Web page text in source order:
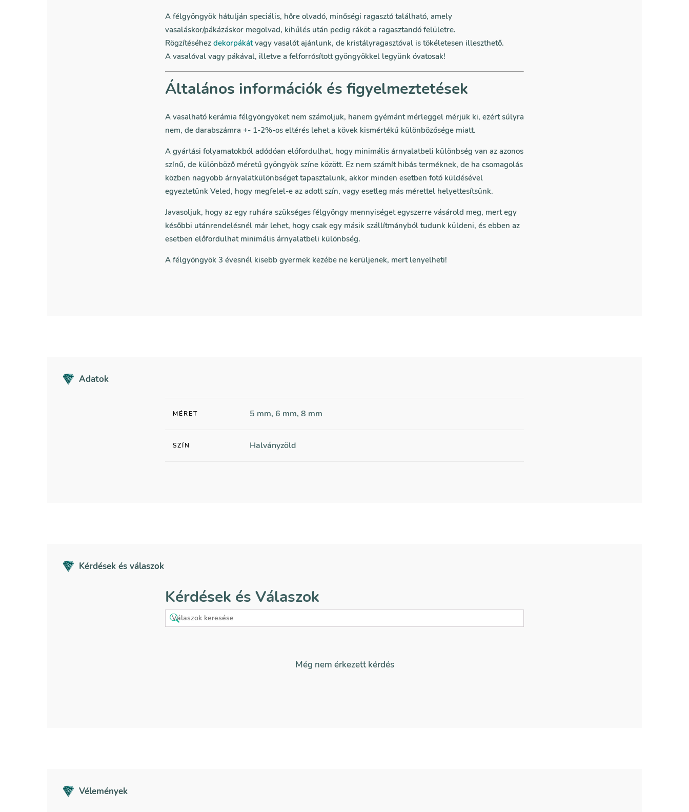
A félgyöngyök hátulján speciális, hőre olvadó, minőségi ragasztó található, amely
vasaláskor/pákázáskor megolvad, kihűlés után pedig ráköt a ragasztandó felületre.
Rögzítéséhez dekorpákátvagy vasalót ajánlunk, de kristályragasztóval is tökéletesen illeszthető.
A vasalóval vagy pákával, illetve a felforrósított gyöngyökkel legyünk óvatosak!
Általános információk és figyelmeztetések
A vasalható kerámia félgyöngyöket nem számoljuk, hanem gyémánt mérleggel mérjük ki, ezért súlyra
nem, de darabszámra +- 1-2%-os eltérés lehet a kövek kismértékű különbözősége miatt.
A gyártási folyamatokból adódóan előfordulhat, hogy minimális árnyalatbeli különbség van az azonos
színű, de különböző méretű gyöngyök színe között. Ez nem számít hibás terméknek, de ha csomagolás
közben nagyobb árnyalatkülönbséget tapasztalunk, akkor minden esetben fotó küldésével
egyeztetünk Veled, hogy megfelel-e az adott szín, vagy esetleg más mérettel helyettesítsünk.
Javasoljuk, hogy az egy ruhára szükséges félgyöngy mennyiséget egyszerre vásárold meg, mert egy
későbbi utánrendelésnél már lehet, hogy csak egy másik szállítmányból tudunk küldeni, és ebben az
esetben előfordulhat minimális árnyalatbeli különbség.
A félgyöngyök 3 évesnél kisebb gyermek kezébe ne kerüljenek, mert lenyelheti!
Adatok
MÉRET 5 mm, 6 mm, 8 mm
SZÍN Halványzöld
Kérdések és válaszok
Kérdések és Válaszok
Még nem érkezett kérdés
Vélemények